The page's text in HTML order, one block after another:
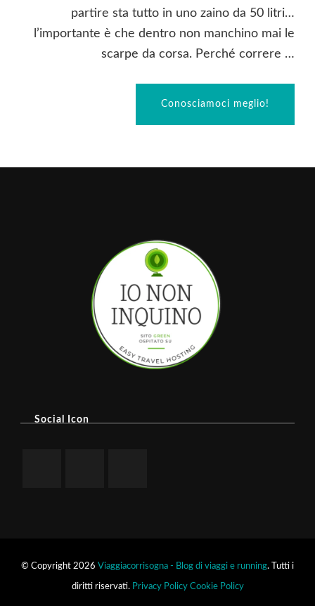
partire sta tutto in uno zaino da 50 litri…
l’importante è che dentro non manchino mai le
scarpe da corsa. Perché correre …
Conosciamoci meglio!
Social Icon
© Copyright 2026 Viaggiacorrisogna - Blog di viaggi e running. Tutti i
diritti riservati. Privacy Policy Cookie Policy